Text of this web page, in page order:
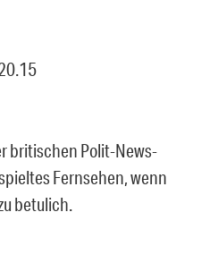
britischen Polit-News-
Fernsehen, wenn
betulich.